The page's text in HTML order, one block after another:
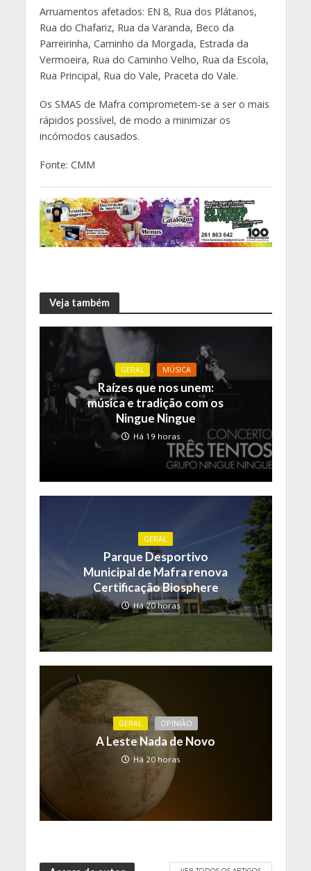
Arruamentos afetados: EN 8, Rua dos Plátanos,
Rua do Chafariz, Rua da Varanda, Beco da
Parreirinha, Caminho da Morgada, Estrada da
Vermoeira, Rua do Caminho Velho, Rua da Escola,
Rua Principal, Rua do Vale, Praceta do Vale.
Os SMAS de Mafra comprometem-se a ser o mais
rápidos possível, de modo a minimizar os
incómodos causados.
Fonte: CMM
Veja também
GERAL MÚSICA
Raízes que nos unem:
música e tradição com os
Ningue Ningue
Há 19 horas
GERAL
Parque Desportivo
Municipal de Mafra renova
Certificação Biosphere
Há 20 horas
GERAL OPINIÃO
A Leste Nada de Novo
Há 20 horas